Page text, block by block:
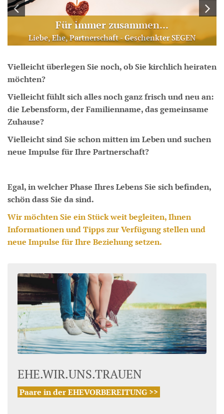
Für immer zusammen...
Liebe, Ehe, Partnerschaft - Geschenkter SEGEN
Vielleicht überlegen Sie noch, ob Sie kirchlich heiraten
möchten?
Vielleicht fühlt sich alles noch ganz frisch und neu an:
die Lebensform, der Familienname, das gemeinsame
Zuhause?
Vielleicht sind Sie schon mitten im Leben und suchen
neue Impulse für Ihre Partnerschaft?
Egal, in welcher Phase Ihres Lebens Sie sich befinden,
schön dass Sie da sind.
Wir möchten Sie ein Stück weit begleiten, Ihnen
Informationen und Tipps zur Verfügung stellen und
neue Impulse für Ihre Beziehung setzen.
EHE.WIR.UNS.TRAUEN
Paare in der EHEVORBEREITUNG >>